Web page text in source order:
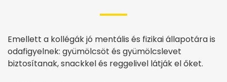
Emellett a kollégák jó mentális és fizikai állapotára is
odafigyelnek: gyümölcsöt és gyümölcslevet
biztosítanak, snackkel és reggelivel látják el őket.